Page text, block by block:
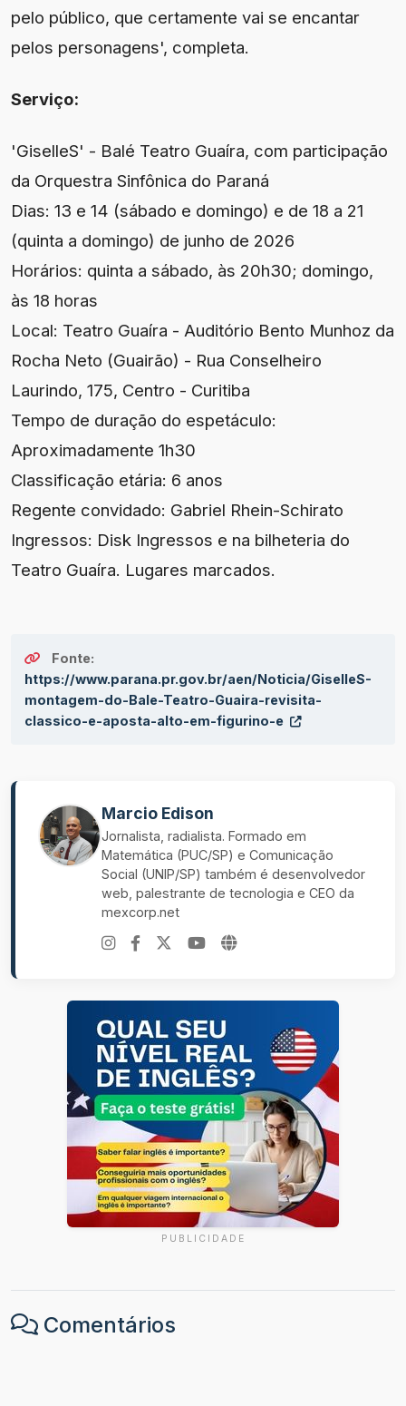
pelo público, que certamente vai se encantar
pelos personagens', completa.
Serviço:
'GiselleS' - Balé Teatro Guaíra, com participação
da Orquestra Sinfônica do Paraná
Dias: 13 e 14 (sábado e domingo) e de 18 a 21
(quinta a domingo) de junho de 2026
Horários: quinta a sábado, às 20h30; domingo,
às 18 horas
Local: Teatro Guaíra - Auditório Bento Munhoz da
Rocha Neto (Guairão) - Rua Conselheiro
Laurindo, 175, Centro - Curitiba
Tempo de duração do espetáculo:
Aproximadamente 1h30
Classificação etária: 6 anos
Regente convidado: Gabriel Rhein-Schirato
Ingressos: Disk Ingressos e na bilheteria do
Teatro Guaíra. Lugares marcados.
Fonte:
https://www.parana.pr.gov.br/aen/Noticia/GiselleS-
montagem-do-Bale-Teatro-Guaira-revisita-
classico-e-aposta-alto-em-figurino-e
Marcio Edison
Jornalista, radialista. Formado em
Matemática (PUC/SP) e Comunicação
Social (UNIP/SP) também é desenvolvedor
web, palestrante de tecnologia e CEO da
mexcorp.net
PUBLICIDADE
Comentários